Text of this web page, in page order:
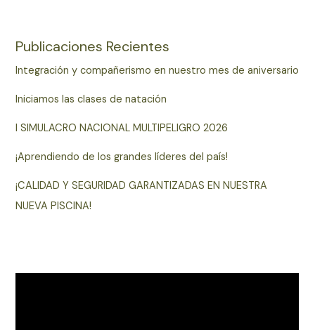
Publicaciones Recientes
Integración y compañerismo en nuestro mes de aniversario
Iniciamos las clases de natación
I SIMULACRO NACIONAL MULTIPELIGRO 2026
¡Aprendiendo de los grandes líderes del país!
¡CALIDAD Y SEGURIDAD GARANTIZADAS EN NUESTRA
NUEVA PISCINA!